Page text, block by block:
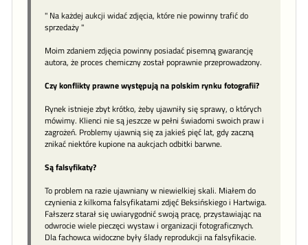
" Na każdej aukcji widać zdjęcia, które nie powinny trafić do
sprzedaży "
Moim zdaniem zdjęcia powinny posiadać pisemną gwarancję
autora, że proces chemiczny został poprawnie przeprowadzony.
Czy konflikty prawne występują na polskim rynku fotografii?
Rynek istnieje zbyt krótko, żeby ujawniły się sprawy, o których
mówimy. Klienci nie są jeszcze w pełni świadomi swoich praw i
zagrożeń. Problemy ujawnią się za jakieś pięć lat, gdy zaczną
znikać niektóre kupione na aukcjach odbitki barwne.
Są falsyfikaty?
To problem na razie ujawniany w niewielkiej skali. Miałem do
czynienia z kilkoma falsyfikatami zdjęć Beksińskiego i Hartwiga.
Fałszerz starał się uwiarygodnić swoją pracę, przystawiając na
odwrocie wiele pieczęci wystaw i organizacji fotograficznych.
Dla fachowca widoczne były ślady reprodukcji na falsyfikacie.